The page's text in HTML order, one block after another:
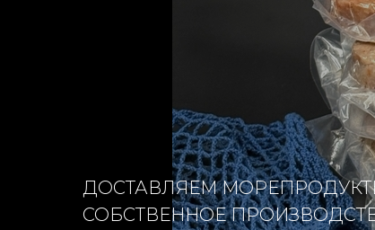
ДОСТАВЛЯЕМ
СОБСТВЕННОЕ